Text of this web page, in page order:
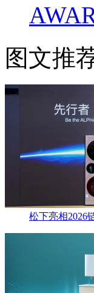
图文推
松下亮相2026